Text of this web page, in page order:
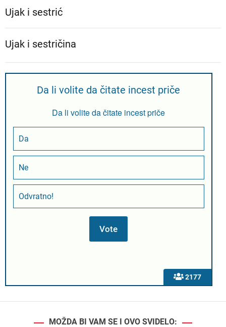
Ujak i sestrić
Ujak i sestričina
2177
Da li volite da čitate incest priče
Da li volite da čitate incest priče
Da
Ne
Odvratno!
MOŽDA BI VAM SE I OVO SVIDELO: